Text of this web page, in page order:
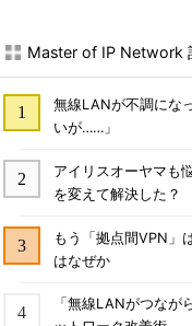
Master of IP Network
無線LANが不調にな
いが……」
アイリスオーヤマも
を変えて解決した？
もう「拠点間VPN
はなぜか
「無線LANがつな